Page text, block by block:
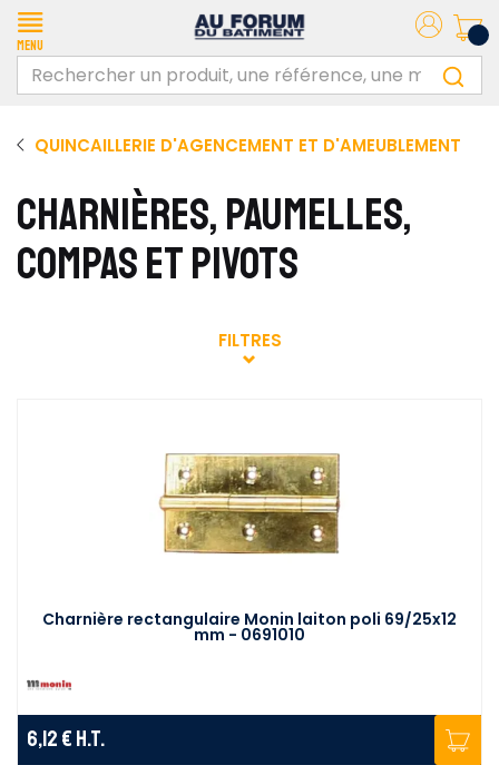
Menu
QUINCAILLERIE D'AGENCEMENT ET D'AMEUBLEMENT
CHARNIÈRES, PAUMELLES,
COMPAS ET PIVOTS
FILTRES
Charnière rectangulaire Monin laiton poli 69/25x12
mm - 0691010
6,12 € H.T.